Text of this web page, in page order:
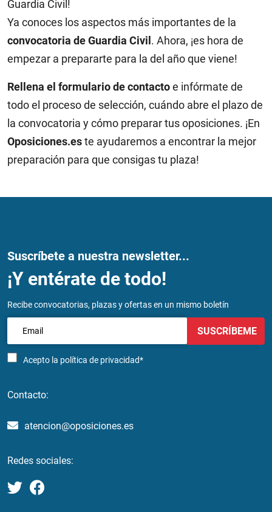
Guardia Civil!
Ya conoces los aspectos más importantes de la
convocatoria de Guardia Civil . Ahora, ¡es hora de
empezar a prepararte para la del año que viene!
Rellena el formulario de contactoe infórmate de
todo el proceso de selección, cuándo abre el plazo de
la convocatoria y cómo preparar tus oposiciones. ¡En
Oposiciones.este ayudaremos a encontrar la mejor
preparación para que consigas tu plaza!
Suscríbete a nuestra newsletter...
¡Y entérate de todo!
Recibe convocatorias, plazas y ofertas en un mismo boletín
Acepto la política de privacidad*
SUSCRÍBEME
Contacto:
atencion@oposiciones.es
Redes sociales: